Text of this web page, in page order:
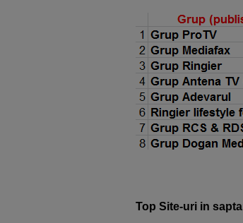
Top Site-uri in